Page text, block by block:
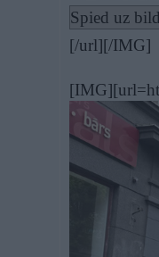
Spied uz
[/url][/IMG]